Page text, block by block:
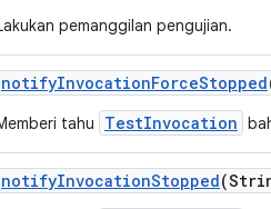
pemanggilan pengujian.
notifyInvocationForceStopped
tahu TestInvocation
notifyInvocationStopped